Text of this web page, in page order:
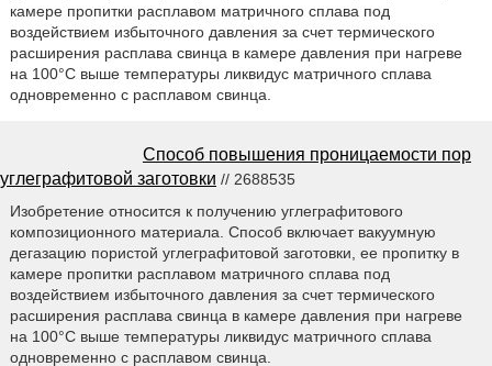
камере пропитки расплавом матричного сплава под
воздействием избыточного давления за счет термического
расширения расплава свинца в камере давления при нагреве
на 100°С выше температуры ликвидус матричного сплава
одновременно с расплавом свинца.
Способ повышения проницаемости пор
углеграфитовой заготовки // 2688535
Изобретение относится к получению углеграфитового
композиционного материала. Способ включает вакуумную
дегазацию пористой углеграфитовой заготовки, ее пропитку в
камере пропитки расплавом матричного сплава под
воздействием избыточного давления за счет термического
расширения расплава свинца в камере давления при нагреве
на 100°С выше температуры ликвидус матричного сплава
одновременно с расплавом свинца.